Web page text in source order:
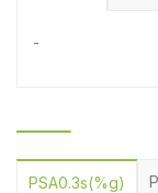
-
PSA0.3s(%g)